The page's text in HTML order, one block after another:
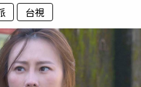
台視